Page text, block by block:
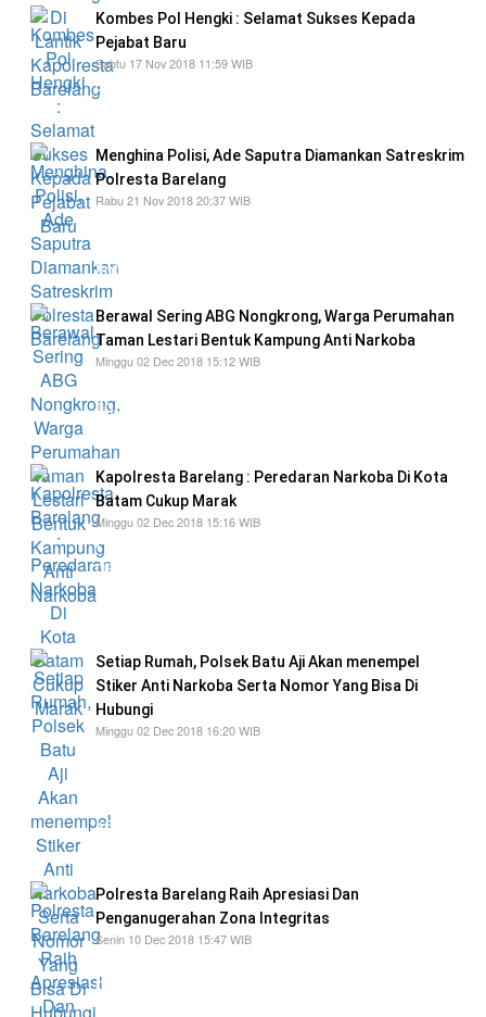
Kombes Pol Hengki : Selamat Sukses Kepada
Pejabat Baru
Sabtu 17 Nov 2018 11:59 WIB
dalam serah terima jabatan, merupakan bentuk
Menghina Polisi, Ade Saputra Diamankan Satreskrim
Polresta Barelang
Rabu 21 Nov 2018 20:37 WIB
lintas
Berawal Sering ABG Nongkrong, Warga Perumahan
Taman Lestari Bentuk Kampung Anti Narkoba
Minggu 02 Dec 2018 15:12 WIB
tiga pekan lalu, serta mendapatkan dukungan
Kapolresta Barelang : Peredaran Narkoba Di Kota
Batam Cukup Marak
Minggu 02 Dec 2018 15:16 WIB
Peredaran narkoba di Kota Batam cukup marak
dan mayoritas penghuni di lembaga
pemasyarakatan atas tindak pidana kasus
Setiap Rumah, Polsek Batu Aji Akan menempel
Stiker Anti Narkoba Serta Nomor Yang Bisa Di
Hubungi
Minggu 02 Dec 2018 16:20 WIB
kelanjutnya Polsek Batu Aji akan membuat
Polresta Barelang Raih Apresiasi Dan
Penganugerahan Zona Integritas
Senin 10 Dec 2018 15:47 WIB
berpredikat Wilayah Bebas dari Korupsi